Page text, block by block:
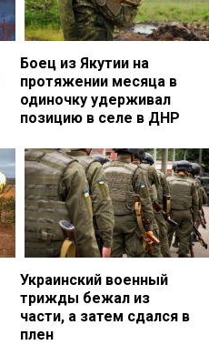
Боец из Якутии на
протяжении месяца в
одиночку удерживал
позицию в селе в ДНР
Украинский военный
трижды бежал из
части, а затем сдался в
плен